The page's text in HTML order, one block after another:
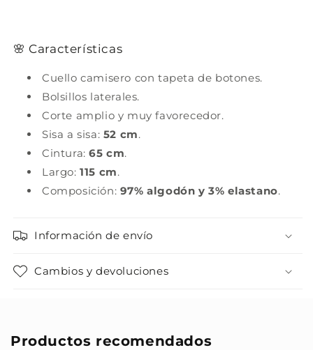
🌸 Características
Cuello camisero con tapeta de botones.
Bolsillos laterales.
Corte amplio y muy favorecedor.
Sisa a sisa: 52 cm.
Cintura:65 cm.
Largo:115 cm.
Composición: 97% algodón y 3% elastano.
Información de envío
Cambios y devoluciones
Productos recomendados